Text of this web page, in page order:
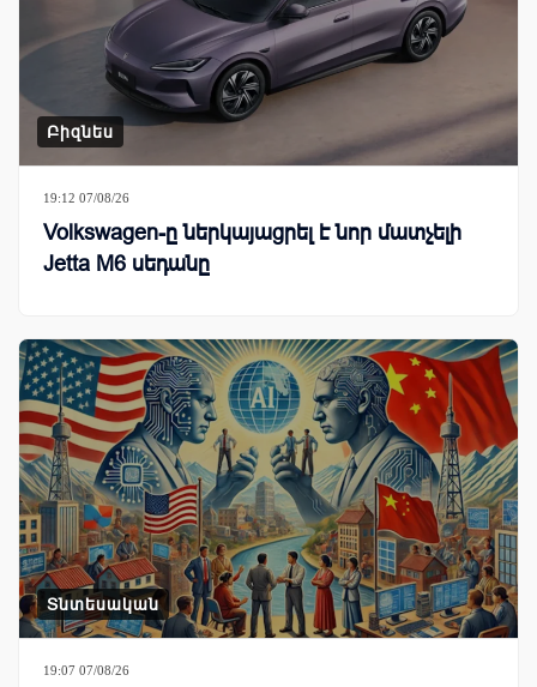
Բիզնես
19:12 07/08/26
Volkswagen-ը ներկայացրել է նոր մատչելի
Jetta M6 սեդանը
Տնտեսական
19:07 07/08/26